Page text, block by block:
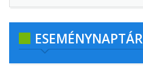
ESEMÉNYNAPTÁR